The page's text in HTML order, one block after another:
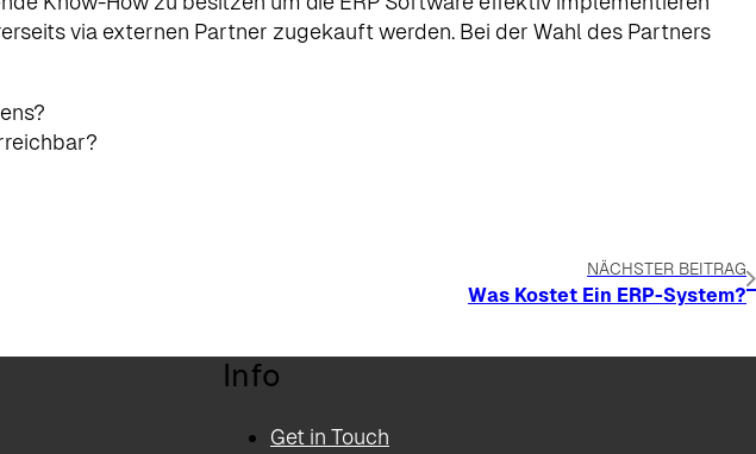
via externen Partner zugekauft werden. Bei der Wahl des Partners
NÄCHSTER BEITRAG
Was Kostet Ein ERP-System?
Info
Get in Touch